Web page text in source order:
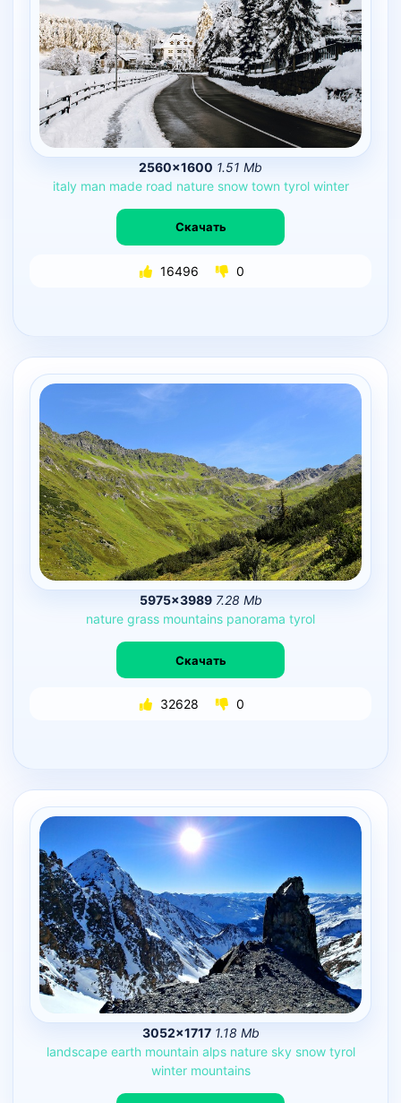
2560×1600 1.51 Mb
italy man made road nature snow town tyrol winter
Скачать
16496 0
5975×3989 7.28 Mb
nature grass mountains panorama tyrol
Скачать
32628 0
3052×1717 1.18 Mb
landscape earth mountain alps nature sky snow tyrol
winter mountains